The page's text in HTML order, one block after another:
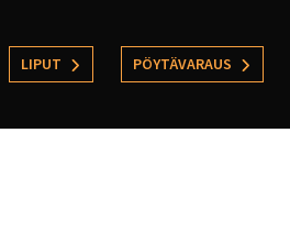
LIPUT PÖYTÄVARAUS